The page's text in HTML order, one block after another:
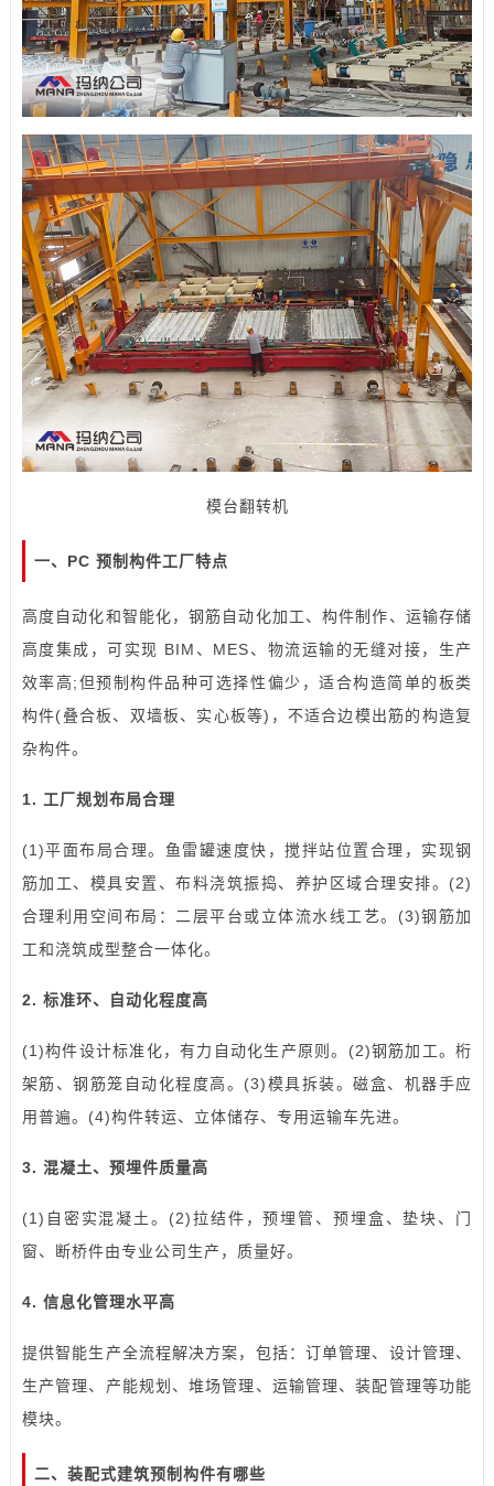
模台翻转机
一、PC 预制构件工厂特点
高度自动化和智能化，钢筋自动化加工、构件制作、运输存储
高度集成，可实现 BIM、MES、物流运输的无缝对接，生产
效率高;但预制构件品种可选择性偏少，适合构造简单的板类
构件(叠合板、双墙板、实心板等)，不适合边模出筋的构造复
杂构件。
1. 工厂规划布局合理
(1)平面布局合理。鱼雷罐速度快，搅拌站位置合理，实现钢
筋加工、 模具安置、布料浇筑振捣、养护区域合理安排。(2)
合理利用空间布局：二层平台或立体流水线工艺。(3)钢筋加
工和浇筑成型整合一体化。
2. 标准环、自动化程度高
(1)构件设计标准化，有力自动化生产原则。(2)钢筋加工。桁
架筋、钢筋笼自动化程度高。(3)模具拆装。磁盒、机器手应
用普遍。(4)构件转运、立体储存、专用运输车先进。
3. 混凝土、预埋件质量高
(1)自密实混凝土。(2)拉结件，预埋管、预埋盒、垫块、门
窗、断桥件由专业公司生产，质量好。
4. 信息化管理水平高
提供智能生产全流程解决方案，包括：订单管理、设计管理、
生产管理、产能规划、堆场管理、运输管理、装配管理等功能
模块。
二、装配式建筑预制构件有哪些